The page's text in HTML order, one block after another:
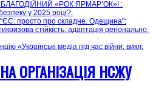
«РОК ЯРМАР’ОК»! :
у 2025 році?:
"ЄС: просто про складне. Одещина":
стійкість: адаптація регіонально:
«Українські медіа під час війни: викл:
ОРГАНІЗАЦІЯ НСЖУ